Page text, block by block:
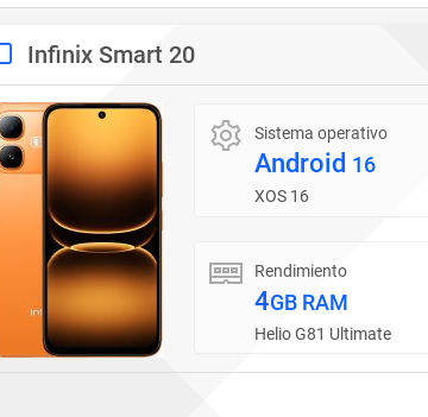
Infinix Smart 20
Sistema operativo
Android 16
XOS 16
Rendimiento
4GB RAM
Helio G81 Ultimate